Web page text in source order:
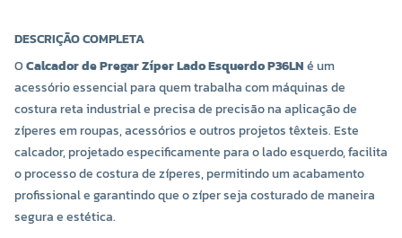
DESCRIÇÃO COMPLETA
OCalcador de Pregar Zíper Lado Esquerdo P36LNé um
acessório essencial para quem trabalha com máquinas de
costura reta industrial e precisa de precisão na aplicação de
zíperes em roupas, acessórios e outros projetos têxteis. Este
calcador, projetado especificamente para o lado esquerdo, facilita
o processo de costura de zíperes, permitindo um acabamento
profissional e garantindo que o zíper seja costurado de maneira
segura e estética.